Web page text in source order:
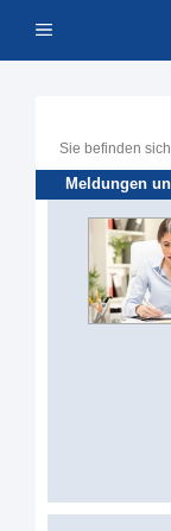
Inhalt Menü
Sie befinden
Meldungen